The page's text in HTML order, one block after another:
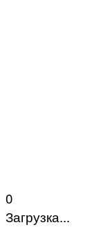
0
Загрузка...